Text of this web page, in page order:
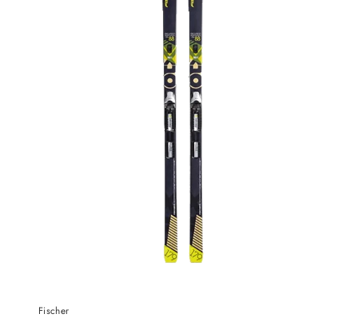
Fischer